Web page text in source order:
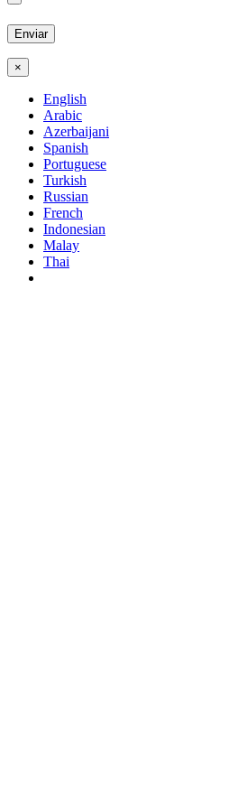
×
English
Arabic
Azerbaijani
Spanish
Portuguese
Turkish
Russian
French
Indonesian
Malay
Thai